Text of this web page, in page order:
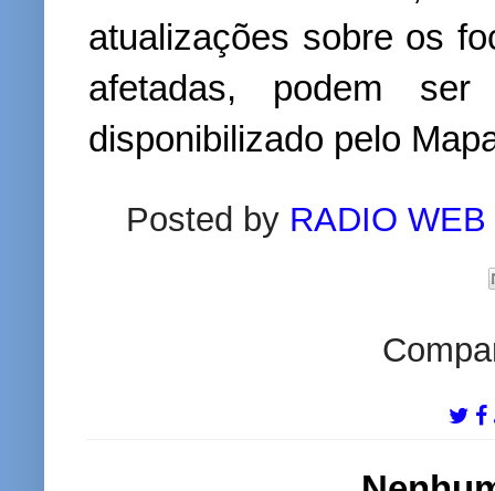
atualizações sobre os
afetadas, podem
disponibilizado pelo
Posted by RADIO